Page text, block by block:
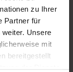
zu Ihrer
Partner für
Unsere
mit
bereitgestellt
der Dienste